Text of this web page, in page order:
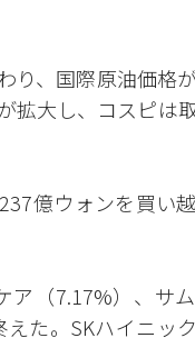
、国際原油価格が
拡大し、コスピは
億ウォンを買い
ア（7.17%）、サ
た。SKハイニッ